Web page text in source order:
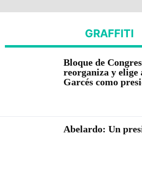
GRAFFITI
Bloque de
reorganiza y elige
Garcés como
Abelardo: Un